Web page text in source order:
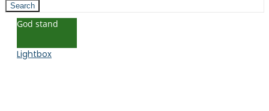
Search
God stand
Lightbox